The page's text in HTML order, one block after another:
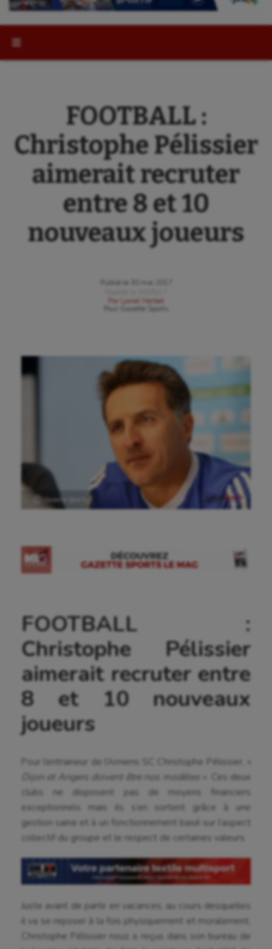
FOOTBALL :
Christophe Pélissier
aimerait recruter
entre 8 et 10
nouveaux joueurs
Publié le
30 mai 2017
Par
Lionel Herbet
Gazette Sports
Ⓒ Gazette Sports
FOOTBALL :
Christophe Pélissier
aimerait recruter entre
8 et 10 nouveaux
joueurs
Pour l’entraineur de l’Amiens SC Christophe Pélissier,
Dijon et Angers doivent être nos modèles »
. Ces deux
clubs ne disposent pas de moyens financiers
exceptionnels mais ils s‘en sortent grâce à une
gestion saine et à un fonctionnement basé sur l’aspect
collectif du groupe et le respect de certaines valeurs.
Juste avant de partir en vacances, au cours desquelles
il va se reposer à la fois physiquement et moralement,
Christophe Pélissier nous a reçus dans son bureau de